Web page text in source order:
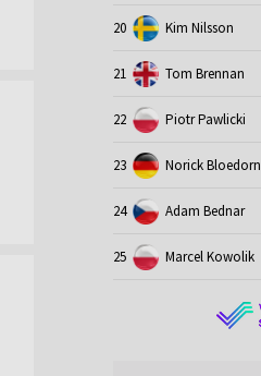
20 Kim Nilsson
21 Tom Brennan
22 Piotr Pawlicki
23 Norick Bloedorn
24 Adam Bednar
25 Marcel Kowolik